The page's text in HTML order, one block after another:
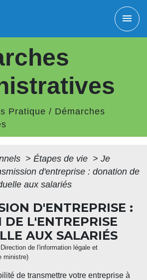
menu
Pratique / Démarches
> Étapes de vie > Je
d'entreprise : donation de
aux salariés
D'ENTREPRISE :
L'ENTREPRISE
AUX SALARIÉS
de l'information légale et
ministre)
de transmettre votre entreprise à